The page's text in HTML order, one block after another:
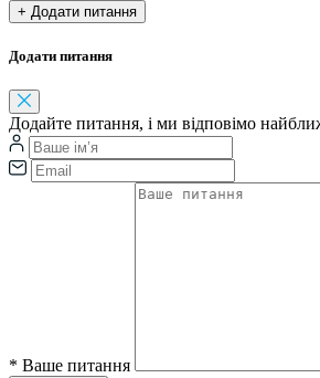
+ Додати питання
Додати питання
Додайте питання, і ми відповімо
* Ваше питання